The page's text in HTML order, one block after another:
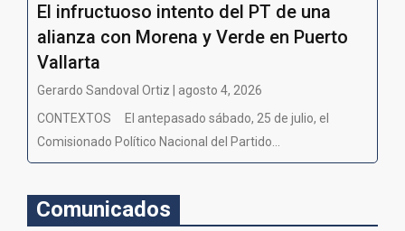
El infructuoso intento del PT de una
alianza con Morena y Verde en Puerto
Vallarta
Gerardo Sandoval Ortiz | agosto 4, 2026
CONTEXTOS El antepasado sábado, 25 de julio, el
Comisionado Político Nacional del Partido...
Comunicados